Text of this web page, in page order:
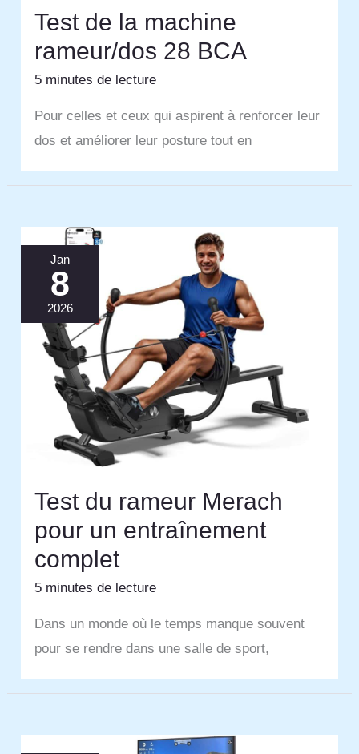
Test de la machine
rameur/dos 28 BCA
5 minutes de lecture
Pour celles et ceux qui aspirent à renforcer leur
dos et améliorer leur posture tout en
Jan
8
2026
Test du rameur Merach
pour un entraînement
complet
5 minutes de lecture
Dans un monde où le temps manque souvent
pour se rendre dans une salle de sport,